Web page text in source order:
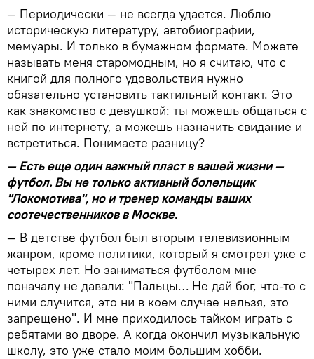
— Периодически — не всегда удается. Люблю
историческую литературу, автобиографии,
мемуары. И только в бумажном формате. Можете
называть меня старомодным, но я считаю, что с
книгой для полного удовольствия нужно
обязательно установить тактильный контакт. Это
как знакомство с девушкой: ты можешь общаться с
ней по интернету, а можешь назначить свидание и
встретиться. Понимаете разницу?
— Есть еще один важный пласт в вашей жизни —
футбол. Вы не только активный болельщик
"Локомотива", но и тренер команды ваших
соотечественников в Москве.
— В детстве футбол был вторым телевизионным
жанром, кроме политики, который я смотрел уже с
четырех лет. Но заниматься футболом мне
поначалу не давали: "Пальцы… Не дай бог, что-то с
ними случится, это ни в коем случае нельзя, это
запрещено". И мне приходилось тайком играть с
ребятами во дворе. А когда окончил музыкальную
школу, это уже стало моим большим хобби.